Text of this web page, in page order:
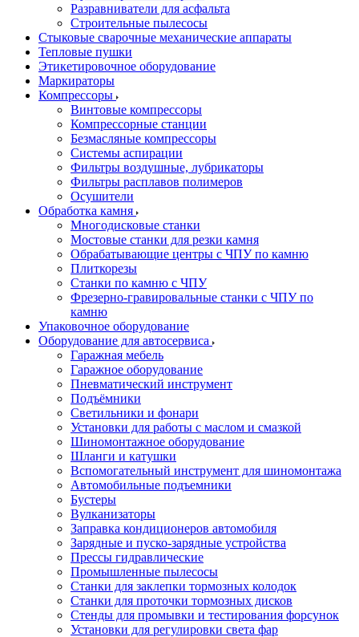
Разравниватели для асфальта
Строительные пылесосы
Стыковые сварочные механические аппараты
Тепловые пушки
Этикетировочное оборудование
Маркираторы
Компрессоры
Винтовые компрессоры
Компрессорные станции
Безмасляные компрессоры
Системы аспирации
Фильтры воздушные, лубрикаторы
Фильтры расплавов полимеров
Осушители
Обработка камня
Многодисковые станки
Мостовые станки для резки камня
Обрабатывающие центры с ЧПУ по камню
Плиткорезы
Станки по камню с ЧПУ
Фрезерно-гравировальные станки с ЧПУ по
камню
Упаковочное оборудование
Оборудование для автосервиса
Гаражная мебель
Гаражное оборудование
Пневматический инструмент
Подъёмники
Светильники и фонари
Установки для работы с маслом и смазкой
Шиномонтажное оборудование
Шланги и катушки
Вспомогательный инструмент для шиномонтажа
Автомобильные подъемники
Бустеры
Вулканизаторы
Заправка кондиционеров автомобиля
Зарядные и пуско-зарядные устройства
Прессы гидравлические
Промышленные пылесосы
Станки для заклепки тормозных колодок
Станки для проточки тормозных дисков
Стенды для промывки и тестирования форсунок
Установки для регулировки света фар